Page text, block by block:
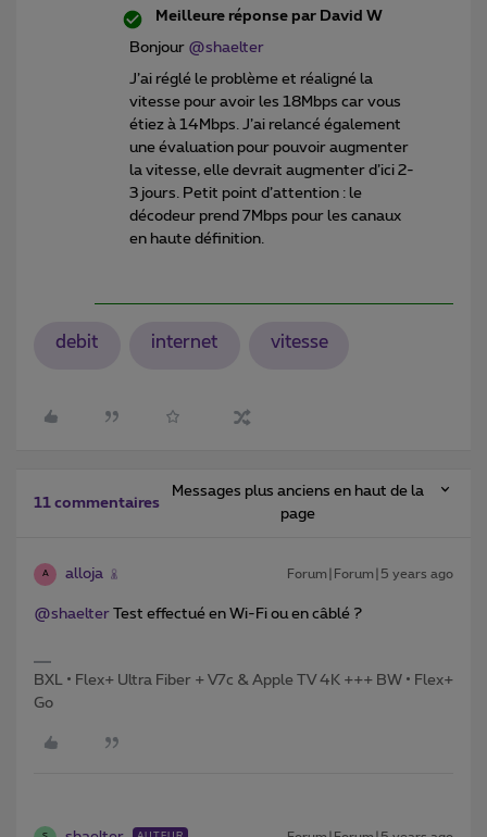
Meilleure réponse par David W
Bonjour @shaelter
J’ai réglé le problème et réaligné la
vitesse pour avoir les 18Mbps car vous
étiez à 14Mbps. J’ai relancé également
une évaluation pour pouvoir augmenter
la vitesse, elle devrait augmenter d’ici 2-
3 jours. Petit point d’attention : le
décodeur prend 7Mbps pour les canaux
en haute définition.
debit internet vitesse
11 commentaires
Messages plus anciens en haut de la
page
A alloja Forum|Forum|5 years ago
@shaelter Test effectué en Wi-Fi ou en câblé ?
BXL • Flex+ Ultra Fiber + V7c & Apple TV 4K +++ BW • Flex+
Go